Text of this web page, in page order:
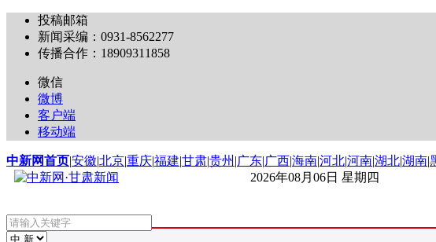
投稿邮箱
新闻采编：0931-8562277
传播合作：18909311858
微信
微博
客户端
移动端
中新网首页|安徽|北京|重庆|福建|甘肃|贵州 |广东|广西|海南|河北|河南|湖北|湖南|
2026年08月06日 星期四